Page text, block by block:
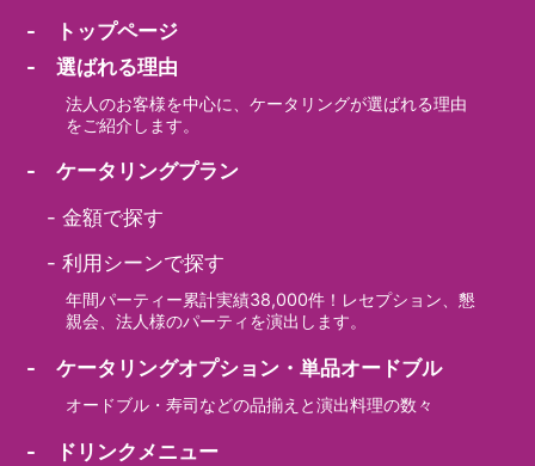
- トップページ
- 選ばれる理由
法人のお客様を中心に、ケータリングが選ばれる理由
をご紹介します。
- ケータリングプラン
-金額で探す
-利用シーンで探す
年間パーティー累計実績38,000件！レセプション、懇
親会、法人様のパーティを演出します。
- ケータリングオプション・単品オードブル
オードブル・寿司などの品揃えと演出料理の数々
- ドリンクメニュー